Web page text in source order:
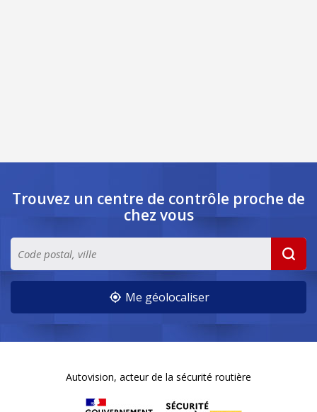
Trouvez un centre de contrôle proche de
chez vous
Me géolocaliser
Autovision, acteur de la sécurité routière